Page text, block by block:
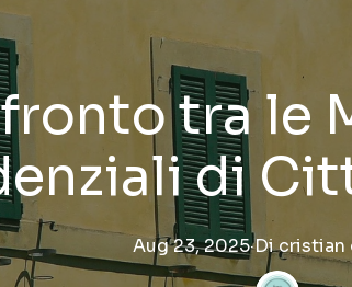
tra le
di
Aug 23, 2025·Dicristian